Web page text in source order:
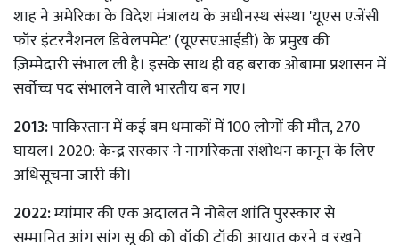
शाह ने अमेरिका के विदेश मंत्रालय के अधीनस्थ संस्था 'यूएस एजेंसी
फॉर इंटरनैशनल डिवेलपमेंट' (यूएसएआईडी) के प्रमुख की
ज़िम्मेदारी संभाल ली है। इसके साथ ही वह बराक ओबामा प्रशासन में
सर्वोच्च पद संभालने वाले भारतीय बन गए।
2013:पाकिस्तान में कई बम धमाकों में 100 लोगों की मौत, 270
घायल। 2020: केन्द्र सरकार ने नागरिकता संशोधन कानून के लिए
अधिसूचना जारी की।
2022:म्यांमार की एक अदालत ने नोबेल शांति पुरस्कार से
सम्मानित आंग सांग सू की को वॉकी टॉकी आयात करने व रखने